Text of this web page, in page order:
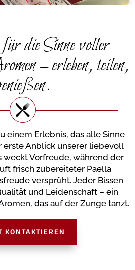
die Sinne voller
– erleben, teilen,
einem Erlebnis, das alle Sinne
erste Anblick unserer liebevoll
weckt Vorfreude, während der
frisch zubereiteter Paella
versprüht. Jeder Bissen
und Leidenschaft – ein
das auf der Zunge tanzt.
KONTAKTIEREN